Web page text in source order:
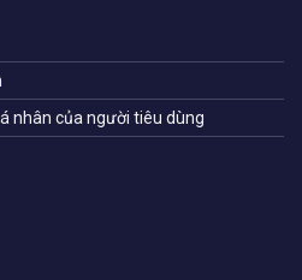
nhân của người tiêu dùng